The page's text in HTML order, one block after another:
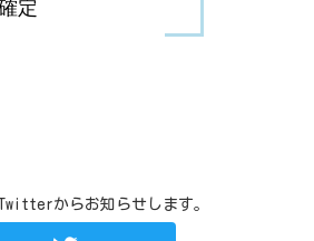
からお知らせします。